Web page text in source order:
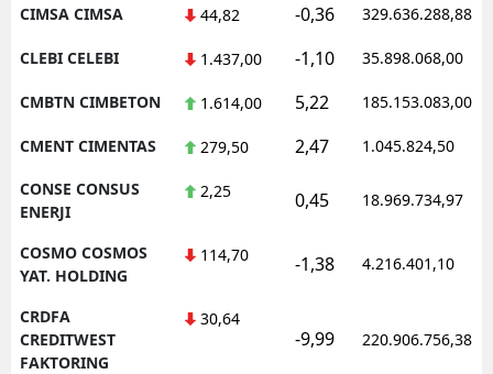
CIMSA CIMSA 44,82 -0,36 329.636.288,88
CLEBI CELEBI 1.437,00 -1,10 35.898.068,00
CMBTN CIMBETON 1.614,00 5,22 185.153.083,00
CMENT CIMENTAS 279,50 2,47 1.045.824,50
CONSE CONSUS
ENERJI
2,25 0,45 18.969.734,97
COSMO COSMOS
YAT. HOLDING
114,70 -1,38 4.216.401,10
CRDFA
CREDITWEST
FAKTORING
30,64
-9,99 220.906.756,38